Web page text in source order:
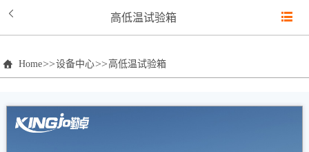
Home>>设备中心>>高低温试验箱
高低温试验箱